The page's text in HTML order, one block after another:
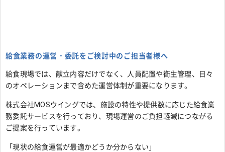
給食業務の運営・委託をご検討中のご担当者様へ
給食現場では、献立内容だけでなく、人員配置や衛生管理、日々
のオペレーションまで含めた運営体制が重要になります。
株式会社MOSウイングでは、施設の特性や提供数に応じた給食業
務委託サービスを行っており、現場運営のご負担軽減につながる
ご提案を行っています。
「現状の給食運営が最適かどうか分からない」